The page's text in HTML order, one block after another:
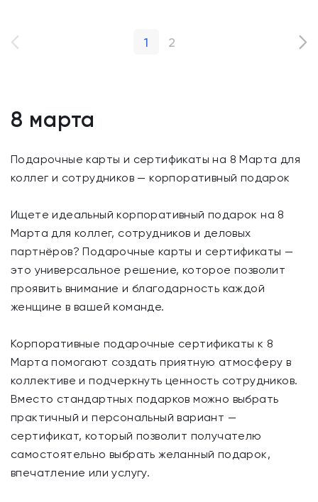
1 2
8 марта
Подарочные карты и сертификаты на 8 Марта для
коллег и сотрудников — корпоративный подарок
Ищете идеальный корпоративный подарок на 8
Марта для коллег, сотрудников и деловых
партнёров? Подарочные карты и сертификаты —
это универсальное решение, которое позволит
проявить внимание и благодарность каждой
женщине в вашей команде.
Корпоративные подарочные сертификаты к 8
Марта помогают создать приятную атмосферу в
коллективе и подчеркнуть ценность сотрудников.
Вместо стандартных подарков можно выбрать
практичный и персональный вариант —
сертификат, который позволит получателю
самостоятельно выбрать желанный подарок,
впечатление или услугу.